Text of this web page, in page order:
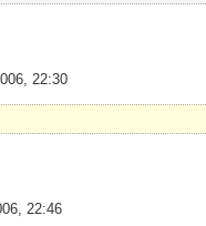
22:30
22:46